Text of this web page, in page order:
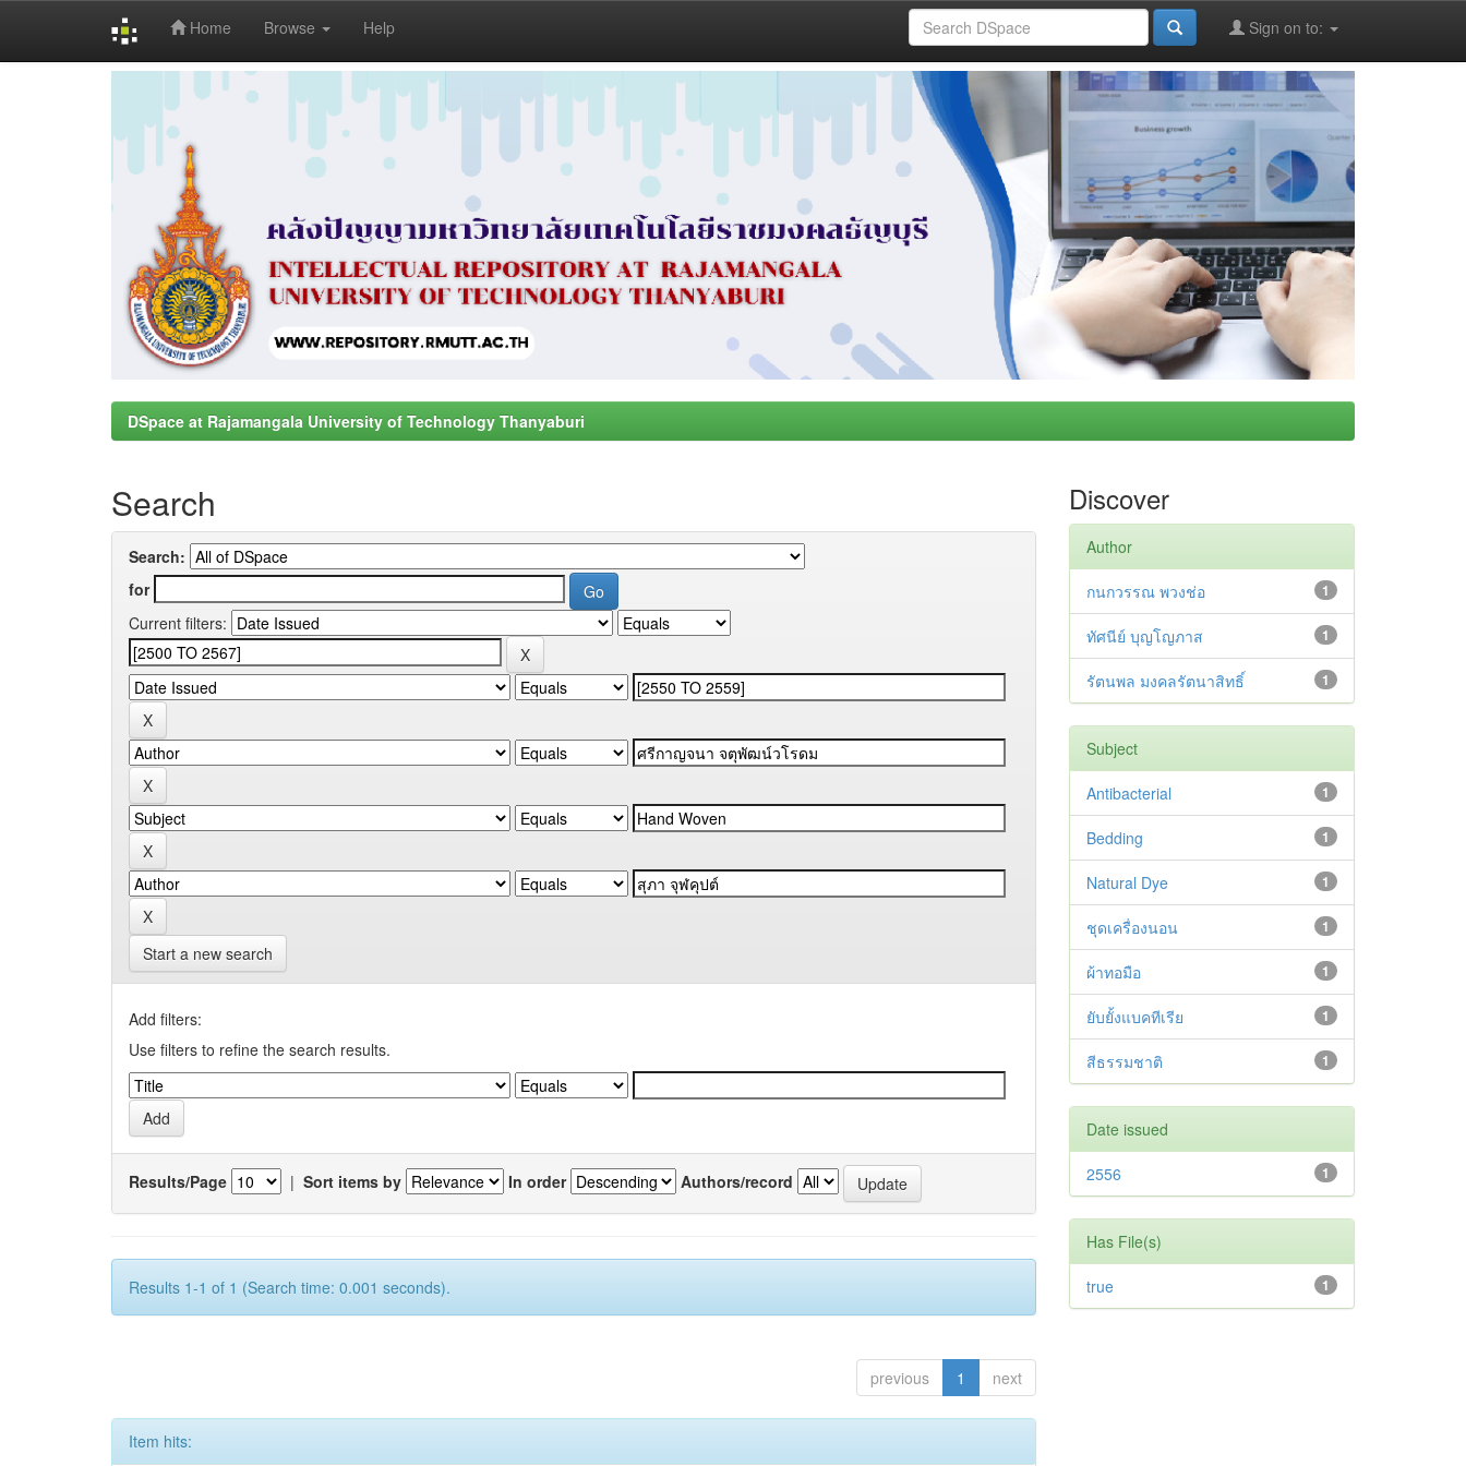
Home Browse Help Sign on to:
DSpace at Rajamangala University of Technology Thanyaburi
Search
Search:
for
Current filters:
Start a new search
Add filters:
Use filters to refine the search results.
Results/Page | Sort items by In order Authors/record
Results 1-1 of 1 (Search time: 0.001 seconds).
previous 1 next
Item hits:
Discover
Author
1
กนกวรรณ พวงช่อ
1
ทัศนีย์ บุญโญภาส
1
รัตนพล มงคลรัตนาสิทธิ์
Subject
1
Antibacterial
1
Bedding
1
Natural Dye
1
ชุดเครื่องนอน
1
ผ้าทอมือ
1
ยับยั้งแบคทีเรีย
1
สีธรรมชาติ
Date issued
1
2556
Has File(s)
1
true